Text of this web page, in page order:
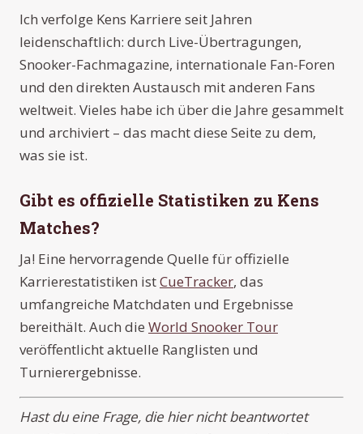
Ich verfolge Kens Karriere seit Jahren
leidenschaftlich: durch Live-Übertragungen,
Snooker-Fachmagazine, internationale Fan-Foren
und den direkten Austausch mit anderen Fans
weltweit. Vieles habe ich über die Jahre gesammelt
und archiviert – das macht diese Seite zu dem,
was sie ist.
Gibt es offizielle Statistiken zu Kens
Matches?
Ja! Eine hervorragende Quelle für offizielle
Karrierestatistiken istCueTracker, das
umfangreiche Matchdaten und Ergebnisse
bereithält. Auch die World Snooker Tour
veröffentlicht aktuelle Ranglisten und
Turnierergebnisse.
Hast du eine Frage, die hier nicht beantwortet